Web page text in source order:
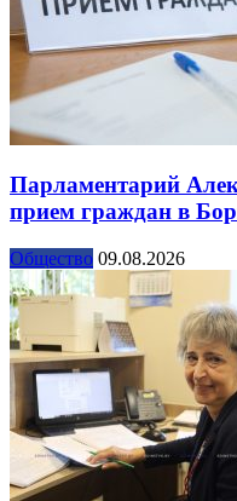
Парламентарий
прием граждан в
Общество 09.08.2026